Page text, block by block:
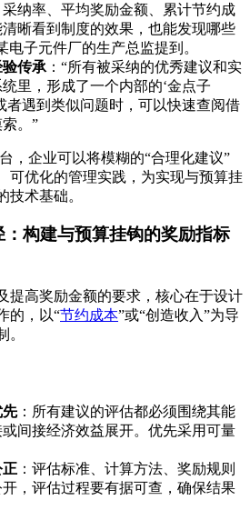
纳率、平均奖励金额、累计节约成
晰看到制度的效果，也能发现哪些
电子元件厂的生产总监提到。
传承 ：“所有被采纳的优秀建议和实
里，形成了一个内部的‘金点子
者遇到类似问题时，可以快速查阅借
。”
，企业可以将模糊的“合理化建议”
可优化的管理实践，为实现与预算挂
技术基础。
构建与预算挂钩的奖励指标
提高奖励金额的要求，核心在于设计
的，以“节约成本”或“创造收入”为导
。
先：所有建议的评估都必须围绕其能
间接经济效益展开。优先采用可量
正 ：评估标准、计算方法、奖励规则
，评估过程要有据可查，确保结果